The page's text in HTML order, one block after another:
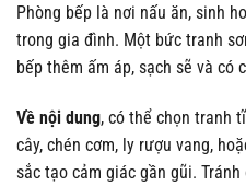
Phòng bếp là nơi nấu ăn, sinh
trong gia đình. Một bức tranh
bếp thêm ấm áp, sạch sẽ và có
Về nội dung, có thể chọn tranh
cây, chén cơm, ly rượu vang,
sắc tạo cảm giác gần gũi.